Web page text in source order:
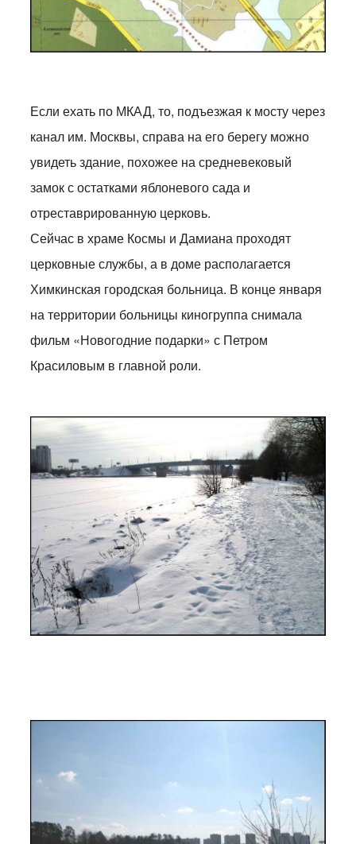
Если ехать по МКАД, то, подъезжая к мосту через
канал им. Москвы, справа на его берегу можно
увидеть здание, похожее на средневековый
замок с остатками яблоневого сада и
отреставрированную церковь.
Сейчас в храме Космы и Дамиана проходят
церковные службы, а в доме располагается
Химкинская городская больница. В конце января
на территории больницы киногруппа снимала
фильм «Новогодние подарки» с Петром
Красиловым в главной роли.